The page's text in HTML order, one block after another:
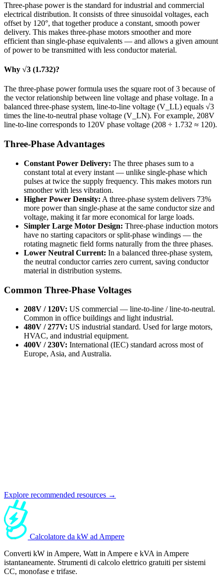
Three-phase power is the standard for industrial and commercial
electrical distribution. It consists of three sinusoidal voltages, each
offset by 120°, that together produce a constant, smooth power
delivery. This makes three-phase motors smoother and more
efficient than single-phase equivalents — and allows a given amount
of power to be transmitted with less conductor material.
Why √3 (1.732)?
The three-phase power formula uses the square root of 3 because of
the vector relationship between line voltage and phase voltage. In a
balanced three-phase system, line-to-line voltage (V_LL) equals √3
times the line-to-neutral phase voltage (V_LN). For example, 208V
line-to-line corresponds to 120V phase voltage (208 ÷ 1.732 ≈ 120).
Three-Phase Advantages
Constant Power Delivery: The three phases sum to a
constant total at every instant — unlike single-phase which
pulses at twice the supply frequency. This makes motors run
smoother with less vibration.
Higher Power Density: A three-phase system delivers 73%
more power than single-phase at the same conductor size and
voltage, making it far more economical for large loads.
Simpler Large Motor Design: Three-phase induction motors
have no starting capacitors or split-phase windings — the
rotating magnetic field forms naturally from the three phases.
Lower Neutral Current: In a balanced three-phase system,
the neutral conductor carries zero current, saving conductor
material in distribution systems.
Common Three-Phase Voltages
208V / 120V: US commercial — line-to-line / line-to-neutral.
Common in office buildings and light industrial.
480V / 277V: US industrial standard. Used for large motors,
HVAC, and industrial equipment.
400V / 230V: International (IEC) standard across most of
Europe, Asia, and Australia.
Explore recommended resources →
Calcolatore da kW ad Ampere
Converti kW in Ampere, Watt in Ampere e kVA in Ampere
istantaneamente. Strumenti di calcolo elettrico gratuiti per sistemi
CC, monofase e trifase.